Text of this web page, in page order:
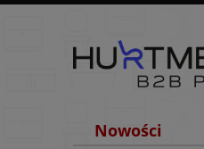
Nowości